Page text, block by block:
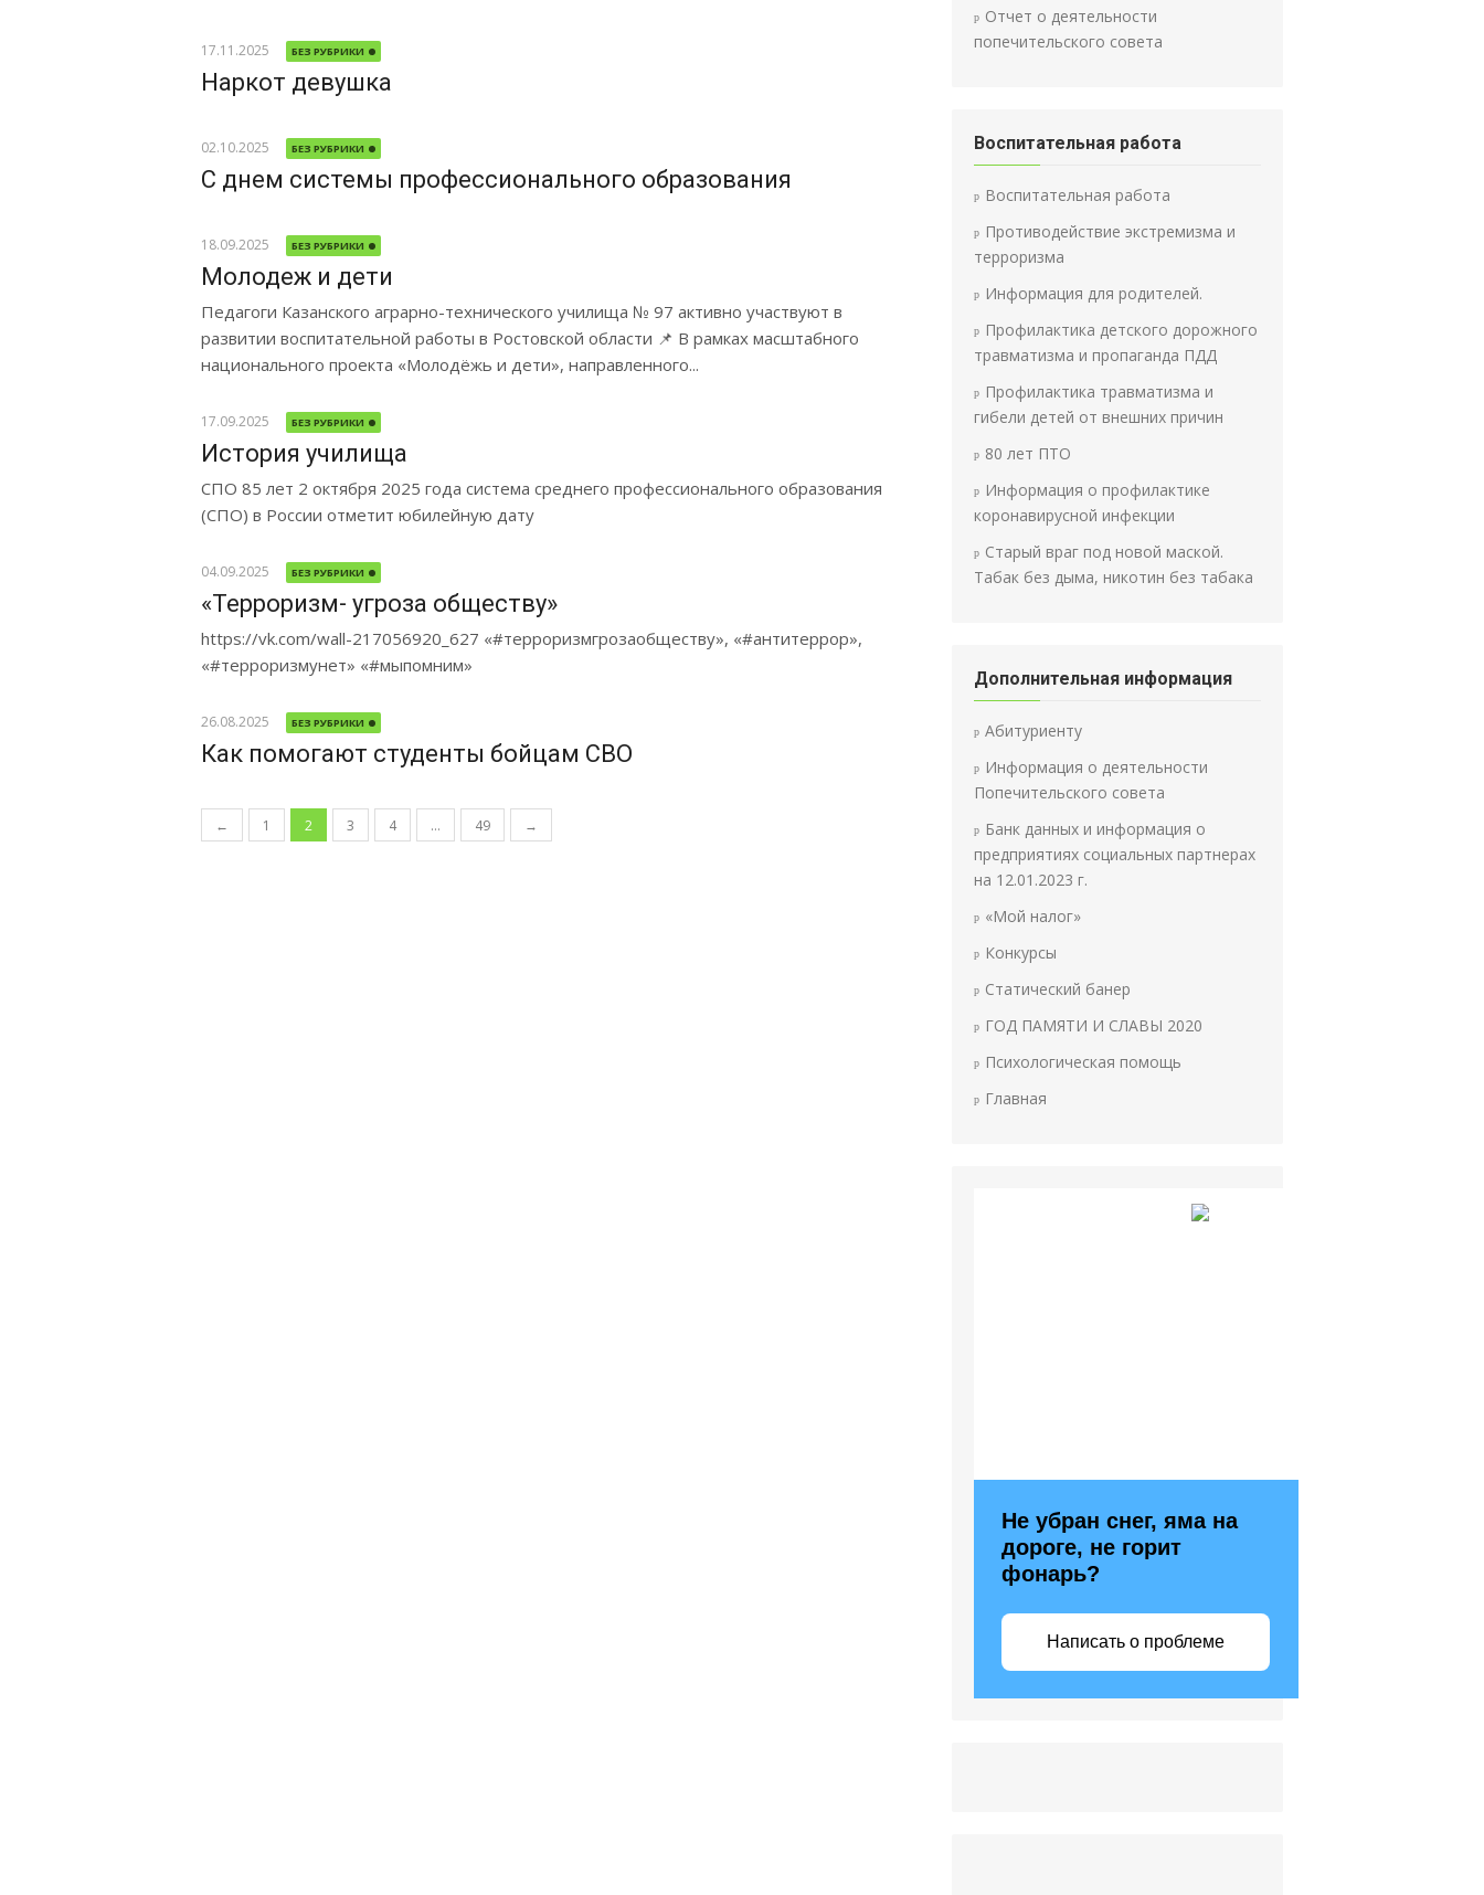
17.11.2025 БЕЗ РУБРИКИ
Наркот девушка
02.10.2025 БЕЗ РУБРИКИ
С днем системы профессионального образования
18.09.2025 БЕЗ РУБРИКИ
Молодеж и дети
Педагоги Казанского аграрно-технического училища № 97 активно участвуют в
развитии воспитательной работы в Ростовской области 📌 В рамках масштабного
национального проекта «Молодёжь и дети», направленного...
17.09.2025 БЕЗ РУБРИКИ
История училища
СПО 85 лет 2 октября 2025 года система среднего профессионального образования
(СПО) в России отметит юбилейную дату
04.09.2025 БЕЗ РУБРИКИ
«Терроризм- угроза обществу»
https://vk.com/wall-217056920_627 «#терроризмгрозаобществу», «#антитеррор»,
«#терроризмунет» «#мыпомним»
26.08.2025 БЕЗ РУБРИКИ
Как помогают студенты бойцам СВО
Навигация по записям
← 1 2 3 4 … 49 →
Отчет о деятельности
попечительского совета
Воспитательная работа
Воспитательная работа
Противодействие экстремизма и
терроризма
Информация для родителей.
Профилактика детского дорожного
травматизма и пропаганда ПДД
Профилактика травматизма и
гибели детей от внешних причин
80 лет ПТО
Информация о профилактике
коронавирусной инфекции
Старый враг под новой маской.
Табак без дыма, никотин без табака
Дополнительная информация
Абитуриенту
Информация о деятельности
Попечительского совета
Банк данных и информация о
предприятиях социальных партнерах
на 12.01.2023 г.
«Мой налог»
Конкурсы
Статический банер
ГОД ПАМЯТИ И СЛАВЫ 2020
Психологическая помощь
Главная
Не убран снег, яма на
дороге, не горит
фонарь?
Написать о проблеме